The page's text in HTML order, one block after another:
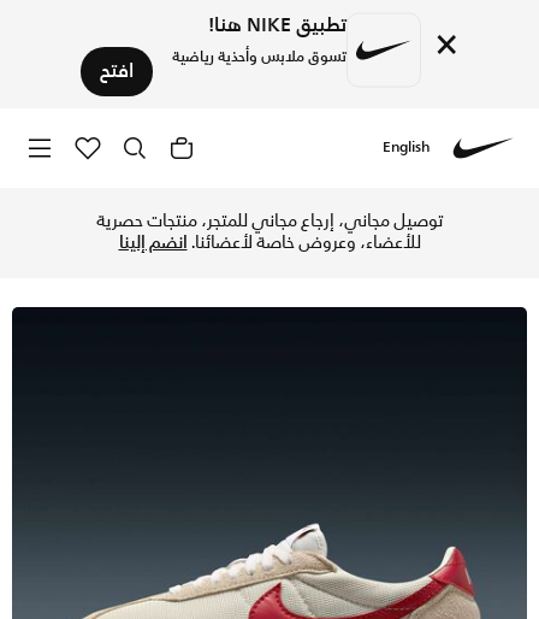
× تطبيق NIKE هنا!
تسوق ملابس وأحذية رياضية افتح
English
توصيل مجاني، إرجاع مجاني للمتجر، منتجات حصرية
للأعضاء، وعروض خاصة لأعضائنا.انضم إلينا